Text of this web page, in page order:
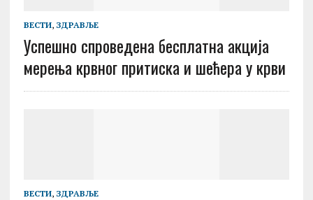
ВЕСТИ, ЗДРАВЉЕ
Успешно спроведена бесплатна акција
мерења крвног притиска и шећера у крви
ВЕСТИ, ЗДРАВЉЕ